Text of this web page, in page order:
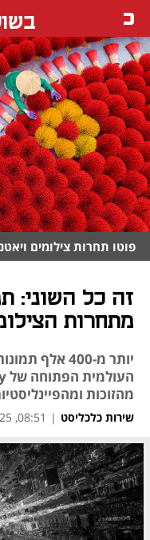
פוטו תחרות צילומים
זה כל השוני:
מתחרות
יותר מ-400
מהזוכות
שירות כלכליסט |
08:51, 20.03.25